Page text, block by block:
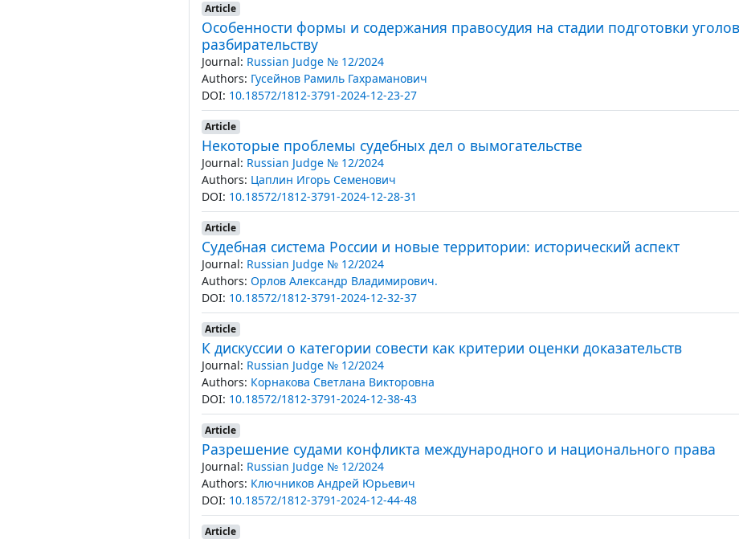
Article
Особенности формы и содержания правосудия на стадии подготовки
разбирательству
Journal: Russian Judge № 12/2024
Authors: Гусейнов Рамиль Гахраманович
DOI: 10.18572/1812-3791-2024-12-23-27
Article
Некоторые проблемы судебных дел о вымогательстве
Journal: Russian Judge № 12/2024
Authors: Цаплин Игорь Семенович
DOI: 10.18572/1812-3791-2024-12-28-31
Article
Судебная система России и новые территории: исторический аспект
Journal: Russian Judge № 12/2024
Authors: Орлов Александр Владимирович.
DOI: 10.18572/1812-3791-2024-12-32-37
Article
К дискуссии о категории совести как критерии оценки доказательств
Journal: Russian Judge № 12/2024
Authors: Корнакова Светлана Викторовна
DOI: 10.18572/1812-3791-2024-12-38-43
Article
Разрешение судами конфликта международного и национального права
Journal: Russian Judge № 12/2024
Authors: Ключников Андрей Юрьевич
DOI: 10.18572/1812-3791-2024-12-44-48
Article